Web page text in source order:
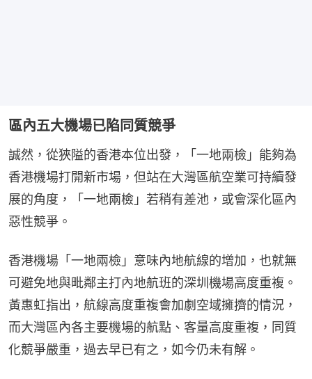
區內五大機場已陷同質競爭
誠然，從狹隘的香港本位出發，「一地兩檢」能夠為
香港機場打開新市場，但站在大灣區航空業可持續發
展的角度，「一地兩檢」若稍有差池，或會深化區內
惡性競爭。
香港機場「一地兩檢」意味內地航線的增加，也就無
可避免地與毗鄰主打內地航班的深圳機場高度重複。
黃惠虹指出，航線高度重複會加劇空域擁擠的情況，
而大灣區內各主要機場的航點、客量高度重複，同質
化競爭嚴重，過去早已有之，如今仍未有解。